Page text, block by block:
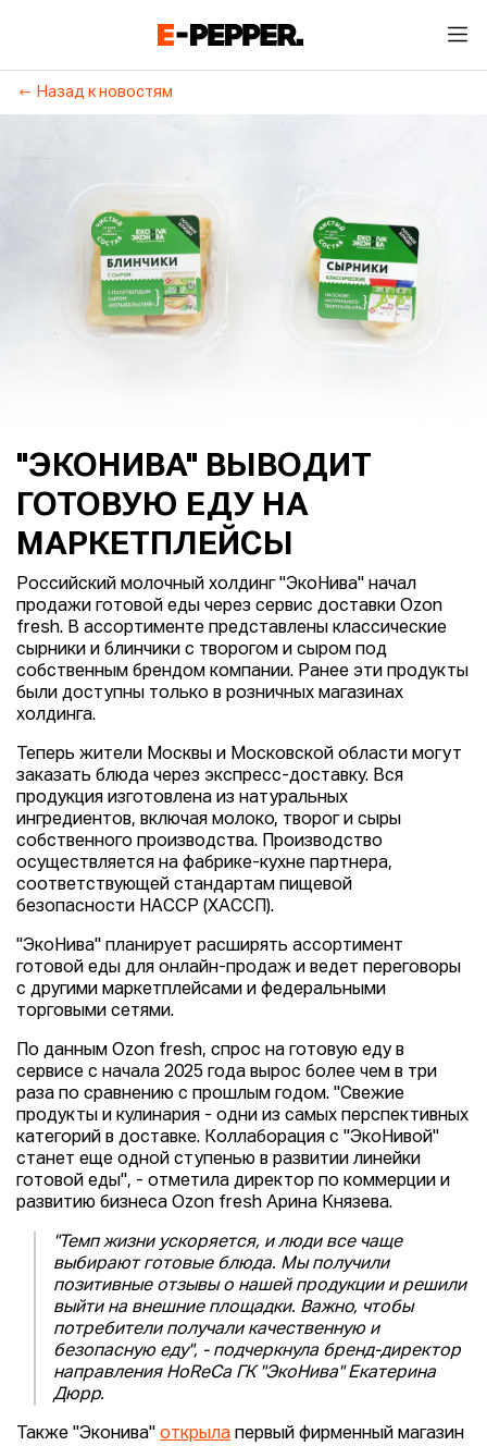
Назад к новостям
"ЭКОНИВА" ВЫВОДИТ
ГОТОВУЮ ЕДУ НА
МАРКЕТПЛЕЙСЫ
Российский молочный холдинг "ЭкоНива" начал
продажи готовой еды через сервис доставки Ozon
fresh. В ассортименте представлены классические
сырники и блинчики с творогом и сыром под
собственным брендом компании. Ранее эти продукты
были доступны только в розничных магазинах
холдинга.
Теперь жители Москвы и Московской области могут
заказать блюда через экспресс-доставку. Вся
продукция изготовлена из натуральных
ингредиентов, включая молоко, творог и сыры
собственного производства. Производство
осуществляется на фабрике-кухне партнера,
соответствующей стандартам пищевой
безопасности HACCP (ХАССП).
"ЭкоНива" планирует расширять ассортимент
готовой еды для онлайн-продаж и ведет переговоры
с другими маркетплейсами и федеральными
торговыми сетями.
По данным Ozon fresh, спрос на готовую еду в
сервисе с начала 2025 года вырос более чем в три
раза по сравнению с прошлым годом. "Свежие
продукты и кулинария - одни из самых перспективных
категорий в доставке. Коллаборация с "ЭкоНивой"
станет еще одной ступенью в развитии линейки
готовой еды", - отметила директор по коммерции и
развитию бизнеса Ozon fresh Арина Князева.
"Темп жизни ускоряется, и люди все чаще
выбирают готовые блюда. Мы получили
позитивные отзывы о нашей продукции и решили
выйти на внешние площадки. Важно, чтобы
потребители получали качественную и
безопасную еду", - подчеркнула бренд-директор
направления HoReCa ГК "ЭкоНива" Екатерина
Дюрр.
Также "Эконива" открыла первый фирменный магазин